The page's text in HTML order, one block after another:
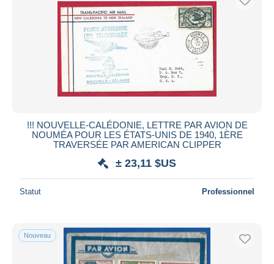
!!! NOUVELLE-CALÉDONIE, LETTRE PAR AVION DE
NOUMÉA POUR LES ÉTATS-UNIS DE 1940, 1ÈRE
TRAVERSÉE PAR AMERICAN CLIPPER
± 23,11 $US
Statut Professionnel
Nouveau